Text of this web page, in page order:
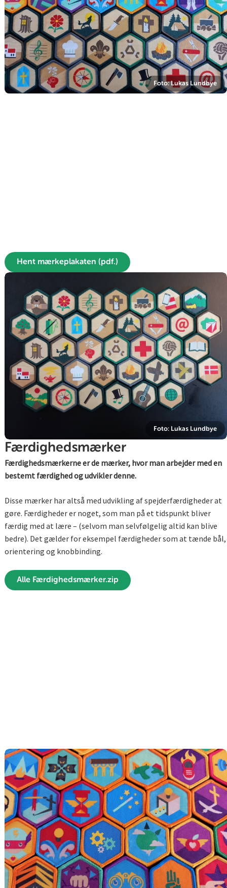
Foto: Lukas Lundbye
Hent mærkeplakaten (pdf.)
Foto: Lukas Lundbye
Færdighedsmærker
Færdighedsmærkerne er de mærker, hvor man arbejder med en
bestemt færdighed og udvikler denne.
Disse mærker har altså med udvikling af spejderfærdigheder at
gøre. Færdigheder er noget, som man på et tidspunkt bliver
færdig med at lære – (selvom man selvfølgelig altid kan blive
bedre). Det gælder for eksempel færdigheder som at tænde bål,
orientering og knobbinding.
Alle Færdighedsmærker.zip